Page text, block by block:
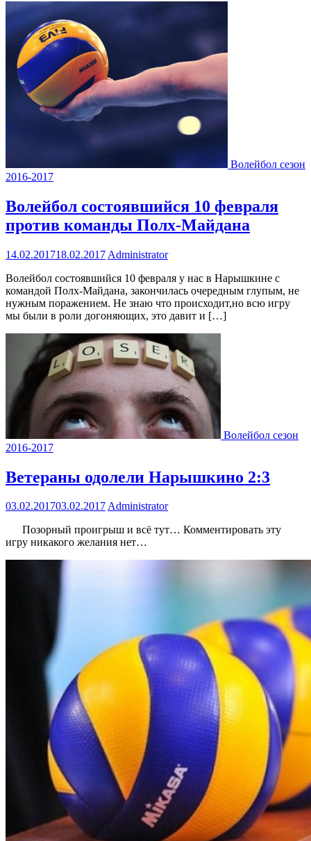
Волейбол сезон
2016-2017
Волейбол состоявшийся 10 февраля
против команды Полх-Майдана
14.02.201718.02.2017 Administrator
Волейбол состоявшийся 10 февраля у нас в Нарышкине с
командой Полх-Майдана, закончилась очередным глупым, не
нужным поражением. Не знаю что происходит,но всю игру
мы были в роли догоняющих, это давит и […]
Волейбол сезон
2016-2017
Ветераны одолели Нарышкино 2:3
03.02.201703.02.2017Administrator
Позорный проигрыш и всё тут… Комментировать эту
игру никакого желания нет…